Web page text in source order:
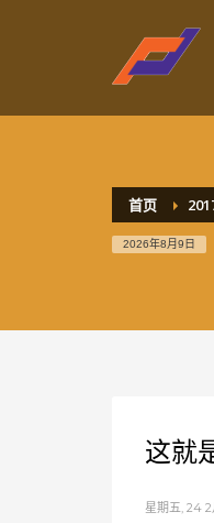
HOW TO
1
首页
2026年8月9日
这就
星期五, 24 2